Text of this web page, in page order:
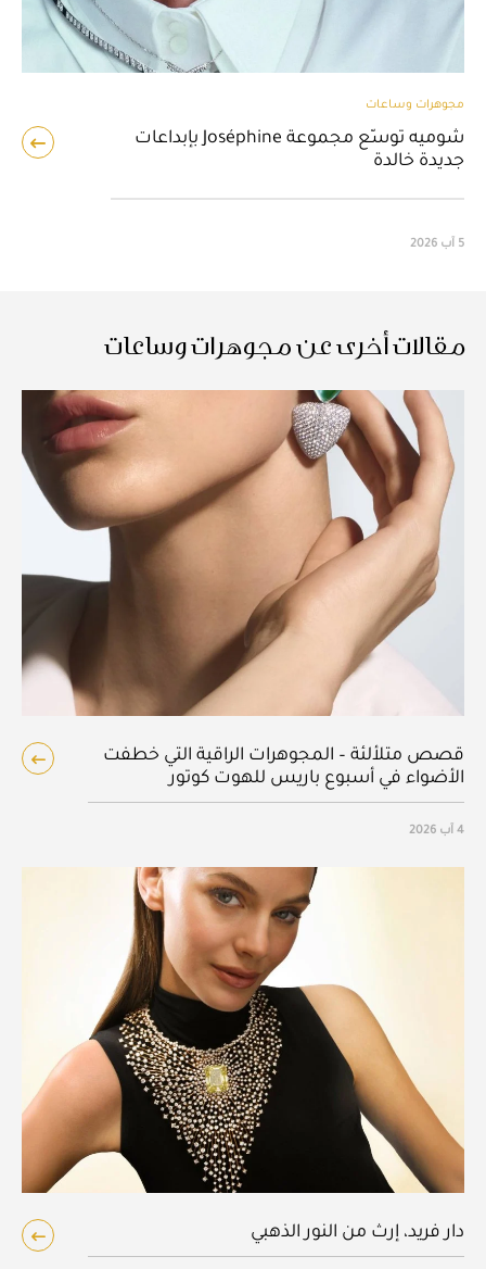
مجوهرات وساعات
شوميه توسّع مجموعة Joséphine بإبداعات
جديدة خالدة
5 آب 2026
مقالات أخرى عن مجوهرات وساعات
قصص متلألئة – المجوهرات الراقية التي خطفت
الأضواء في أسبوع باريس للهوت كوتور
4 آب 2026
دار فريد، إرث من النور الذهبي